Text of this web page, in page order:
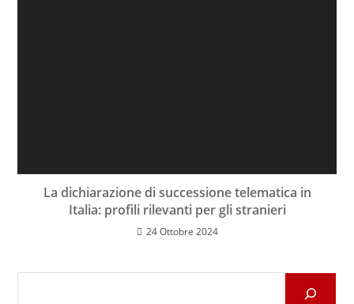
La dichiarazione di successione telematica in
Italia: profili rilevanti per gli stranieri
24 Ottobre 2024